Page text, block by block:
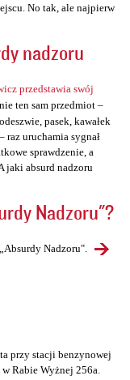
No tak, ale najpierw
nadzoru
przedstawia swój
ten sam przedmiot –
pasek, kawałek
raz uruchamia sygnał
sprawdzenie, a
jaki absurd nadzoru
Nadzoru"?
Nadzoru".
przy stacji benzynowej
w Rabie Wyżnej 256a.